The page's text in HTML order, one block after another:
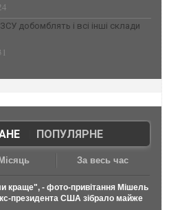
добомблять і всі інші склади
| ПОПУЛЯРНЕ
Місяць За весь час
краще", - фото-привітання Мішель
президента США зібрало майже